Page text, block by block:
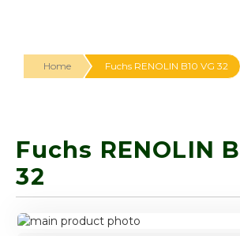
Home Fuchs RENOLIN B10 VG 32
Fuchs RENOLIN
32
Ga